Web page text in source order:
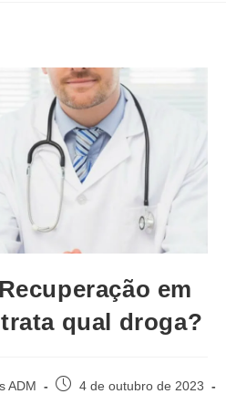
em
qual droga?
ADM
Post4 de outubro de 2023